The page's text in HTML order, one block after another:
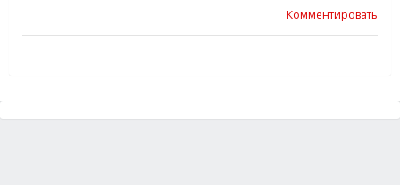
Комментировать